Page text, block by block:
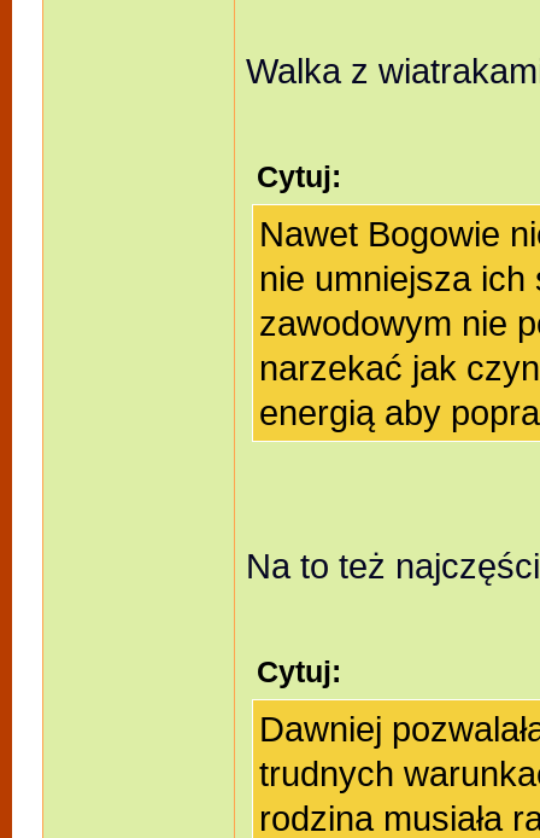
Walka z
Cytuj:
Nawet Bogowie
nie umniejsza
zawodowym nie
narzekać jak
energią aby
Na to też
Cytuj:
Dawniej
trudnych
rodzina musiała